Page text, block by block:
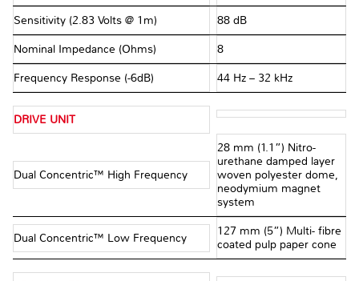
Sensitivity (2.83 Volts @ 1m) 88 dB
Nominal Impedance (Ohms) 8
Frequency Response (-6dB) 44 Hz – 32 kHz
DRIVE UNIT
Dual Concentric™ High Frequency
28 mm (1.1”) Nitro-
urethane damped layer
woven polyester dome,
neodymium magnet
system
Dual Concentric™ Low Frequency
127 mm (5”) Multi- fibre
coated pulp paper cone